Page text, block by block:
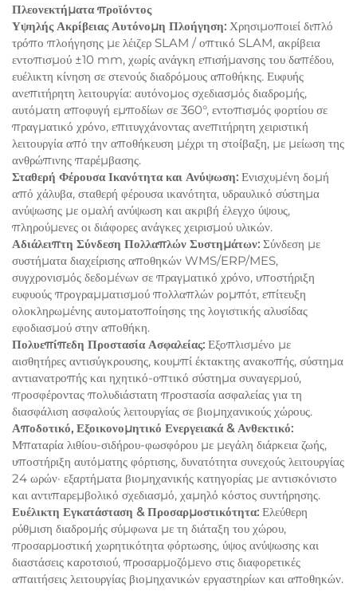
Πλεονεκτήματα προϊόντος
Υψηλής Ακρίβειας Αυτόνομη Πλοήγηση: Χρησιμοποιεί διπλό
τρόπο πλοήγησης με λέιζερ SLAM / οπτικό SLAM, ακρίβεια
εντοπισμού ±10 mm, χωρίς ανάγκη επισήμανσης του δαπέδου,
ευέλικτη κίνηση σε στενούς διαδρόμους αποθήκης. Ευφυής
ανεπιτήρητη λειτουργία: αυτόνομος σχεδιασμός διαδρομής,
αυτόματη αποφυγή εμποδίων σε 360°, εντοπισμός φορτίου σε
πραγματικό χρόνο, επιτυγχάνοντας ανεπιτήρητη χειριστική
λειτουργία από την αποθήκευση μέχρι τη στοίβαξη, με μείωση της
ανθρώπινης παρέμβασης.
Σταθερή Φέρουσα Ικανότητα και Ανύψωση: Ενισχυμένη δομή
από χάλυβα, σταθερή φέρουσα ικανότητα, υδραυλικό σύστημα
ανύψωσης με ομαλή ανύψωση και ακριβή έλεγχο ύψους,
πληρούμενες οι διάφορες ανάγκες χειρισμού υλικών.
Αδιάλειπτη Σύνδεση Πολλαπλών Συστημάτων: Σύνδεση με
συστήματα διαχείρισης αποθηκών WMS/ERP/MES,
συγχρονισμός δεδομένων σε πραγματικό χρόνο, υποστήριξη
ευφυούς προγραμματισμού πολλαπλών ρομπότ, επίτευξη
ολοκληρωμένης αυτοματοποίησης της λογιστικής αλυσίδας
εφοδιασμού στην αποθήκη.
Πολυεπίπεδη Προστασία Ασφαλείας: Εξοπλισμένο με
αισθητήρες αντισύγκρουσης, κουμπί έκτακτης ανακοπής, σύστημα
αντιανατροπής και ηχητικό-οπτικό σύστημα συναγερμού,
προσφέροντας πολυδιάστατη προστασία ασφαλείας για τη
διασφάλιση ασφαλούς λειτουργίας σε βιομηχανικούς χώρους.
Αποδοτικό, Εξοικονομητικό Ενεργειακά & Ανθεκτικό:
Μπαταρία λιθίου-σιδήρου-φωσφόρου με μεγάλη διάρκεια ζωής,
υποστήριξη αυτόματης φόρτισης, δυνατότητα συνεχούς λειτουργίας
24 ωρών· εξαρτήματα βιομηχανικής κατηγορίας με αντισκόνιστο
και αντιπαρεμβολικό σχεδιασμό, χαμηλό κόστος συντήρησης.
Ευέλικτη Εγκατάσταση & Προσαρμοστικότητα: Ελεύθερη
ρύθμιση διαδρομής σύμφωνα με τη διάταξη του χώρου,
προσαρμοστική χωρητικότητα φόρτωσης, ύψος ανύψωσης και
διαστάσεις καροτσιού, προσαρμοζόμενο στις διαφορετικές
απαιτήσεις λειτουργίας βιομηχανικών εργαστηρίων και αποθηκών.